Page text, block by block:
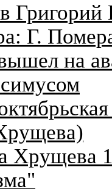
Г.
на
Хрущева